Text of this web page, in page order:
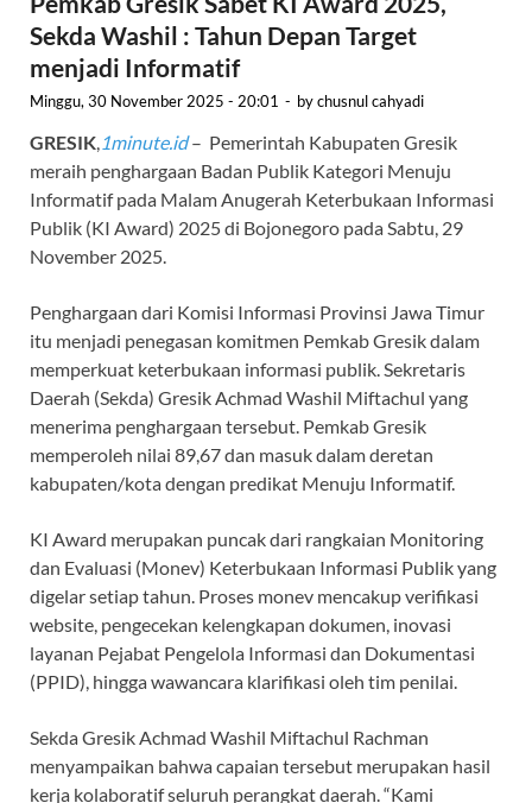
Sekda Washil : Tahun Depan Target
menjadi Informatif
Minggu, 30 November 2025 - 20:01 - bychusnul cahyadi
GRESIK, 1minute.id– Pemerintah Kabupaten Gresik
meraih penghargaan Badan Publik Kategori Menuju
Informatif pada Malam Anugerah Keterbukaan Informasi
Publik (KI Award) 2025 di Bojonegoro pada Sabtu, 29
November 2025.
Penghargaan dari Komisi Informasi Provinsi Jawa Timur
itu menjadi penegasan komitmen Pemkab Gresik dalam
memperkuat keterbukaan informasi publik. Sekretaris
Daerah (Sekda) Gresik Achmad Washil Miftachul yang
menerima penghargaan tersebut. Pemkab Gresik
memperoleh nilai 89,67 dan masuk dalam deretan
kabupaten/kota dengan predikat Menuju Informatif.
KI Award merupakan puncak dari rangkaian Monitoring
dan Evaluasi (Monev) Keterbukaan Informasi Publik yang
digelar setiap tahun. Proses monev mencakup verifikasi
website, pengecekan kelengkapan dokumen, inovasi
layanan Pejabat Pengelola Informasi dan Dokumentasi
(PPID), hingga wawancara klarifikasi oleh tim penilai.
Sekda Gresik Achmad Washil Miftachul Rachman
menyampaikan bahwa capaian tersebut merupakan hasil
kerja kolaboratif seluruh perangkat daerah. “Kami